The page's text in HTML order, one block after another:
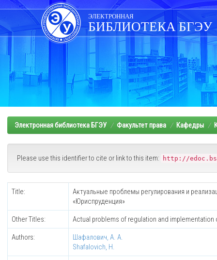
Skip
navigation
ЭЛЕКТРОННАЯ
БИБЛИОТЕКА БГЭУ
Электронная библиотека БГЭУ Факультет права Кафедры
Please use this identifier to cite or link to this item: http://
Title:
Актуальные проблемы регулирования и
«Юриспруденция»
Other Titles: Actual problems of regulation and
Authors:
Шафалович, А. А.
Shafalovich, H.